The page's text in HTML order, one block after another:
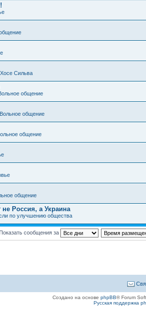
Сильва
общение
Вольное общение
общение
общение
Россия, а Украина
по улучшению общества
Показать сообщения за
Создано на основе phpBB® Forum
Русская поддержка